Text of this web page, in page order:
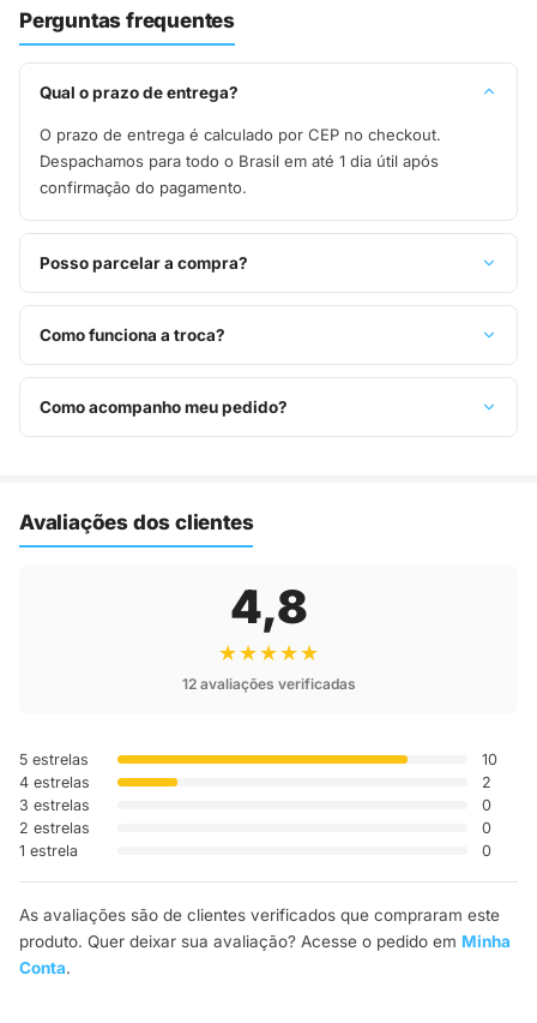
Perguntas frequentes
Qual o prazo de entrega?
O prazo de entrega é calculado por CEP no checkout.
Despachamos para todo o Brasil em até 1 dia útil após
confirmação do pagamento.
Posso parcelar a compra?
Sim, parcelamos em até 10x sem juros no cartão de crédito,
ou pague à vista no Pix com 8% de desconto.
Como funciona a troca?
Você tem 7 dias após o recebimento para solicitar troca.
Basta entrar em contato pelo WhatsApp ou e-mail.
Como acompanho meu pedido?
Avaliações dos clientes
4,8
★★★★★
12 avaliações verificadas
5 estrelas
10
4 estrelas
2
3 estrelas
0
2 estrelas
0
1 estrela
0
As avaliações são de clientes verificados que compraram este
produto. Quer deixar sua avaliação? Acesse o pedido em Minha
Conta.